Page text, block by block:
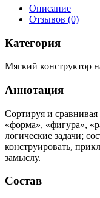
Описание
Отзывов (0)
Категория
Мягкий конструктор
Аннотация
Сортируя и сравнивая
«форма», «фигура»,
логические задачи;
конструировать,
замыслу.
Состав